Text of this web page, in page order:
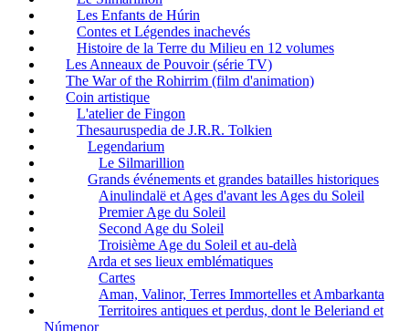
Les Enfants de Húrin
Contes et Légendes inachevés
Histoire de la Terre du Milieu en 12 volumes
Les Anneaux de Pouvoir (série TV)
The War of the Rohirrim (film d'animation)
Coin artistique
L'atelier de Fingon
Thesauruspedia de J.R.R. Tolkien
Legendarium
Le Silmarillion
Grands événements et grandes batailles historiques
Ainulindalë et Ages d'avant les Ages du Soleil
Premier Age du Soleil
Second Age du Soleil
Troisième Age du Soleil et au-delà
Arda et ses lieux emblématiques
Cartes
Aman, Valinor, Terres Immortelles et Ambarkanta
Territoires antiques et perdus, dont le Beleriand et
Númenor